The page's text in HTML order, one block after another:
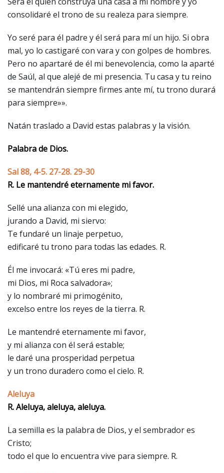
consolidaré el trono de su realeza para siempre.
Yo seré para él padre y él será para mí un hijo. Si obra
mal, yo lo castigaré con vara y con golpes de hombres.
Pero no apartaré de él mi benevolencia, como la aparté
de Saúl, al que alejé de mi presencia. Tu casa y tu reino
se mantendrán siempre firmes ante mí, tu trono durará
para siempre»».
Natán traslado a David estas palabras y la visión.
Palabra de Dios.
Sal 88, 4-5. 27-28. 29-30
R. Le mantendré eternamente mi favor.
Sellé una alianza con mi elegido,
jurando a David, mi siervo:
Te fundaré un linaje perpetuo,
edificaré tu trono para todas las edades. R.
Él me invocará: «Tú eres mi padre,
mi Dios, mi Roca salvadora»;
y lo nombraré mi primogénito,
excelso entre los reyes de la tierra. R.
Le mantendré eternamente mi favor,
y mi alianza con él será estable;
le daré una prosperidad perpetua
y un trono duradero como el cielo. R.
Aleluya
R. Aleluya, aleluya, aleluya.
La semilla es la palabra de Dios, y el sembrador es
Cristo;
todo el que lo encuentra vive para siempre. R.